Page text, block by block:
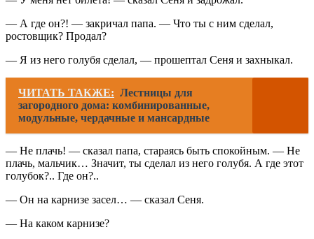
— А где он?! — закричал папа. — Что ты с ним сделал,
ростовщик? Продал?
— Я из него голубя сделал, — прошептал Сеня и захныкал.
ЧИТАТЬ ТАКЖЕ: Лестницы для
загородного дома: комбинированные,
модульные, чердачные и мансардные
— Не плачь! — сказал папа, стараясь быть спокойным. — Не
плачь, мальчик… Значит, ты сделал из него голубя. А где этот
голубок?.. Где он?..
— Он на карнизе засел… — сказал Сеня.
— На каком карнизе?